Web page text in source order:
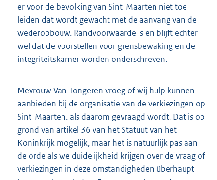
er voor de bevolking van Sint-Maarten niet toe
leiden dat wordt gewacht met de aanvang van de
wederopbouw. Randvoorwaarde is en blijft echter
wel dat de voorstellen voor grensbewaking en de
integriteitskamer worden onderschreven.
Mevrouw Van Tongeren vroeg of wij hulp kunnen
aanbieden bij de organisatie van de verkiezingen op
Sint-Maarten, als daarom gevraagd wordt. Dat is op
grond van artikel 36 van het Statuut van het
Koninkrijk mogelijk, maar het is natuurlijk pas aan
de orde als we duidelijkheid krijgen over de vraag of
verkiezingen in deze omstandigheden überhaupt